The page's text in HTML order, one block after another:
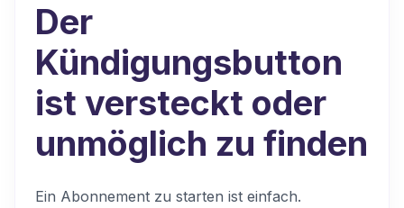
Der
Kündigungsbutton
ist versteckt oder
unmöglich zu finden
Ein Abonnement zu starten ist einfach.